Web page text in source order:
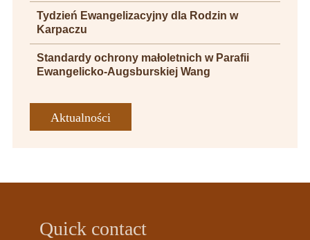
Tydzień Ewangelizacyjny dla Rodzin w
Karpaczu
Standardy ochrony małoletnich w Parafii
Ewangelicko-Augsburskiej Wang
Aktualności
Quick contact